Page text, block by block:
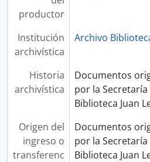
productor
Institución
archivística
Archivo
Historia
archivística
Documentos
por la
Biblioteca Juan
Origen del
ingreso o
transferenc
Documentos
por la
Biblioteca Juan